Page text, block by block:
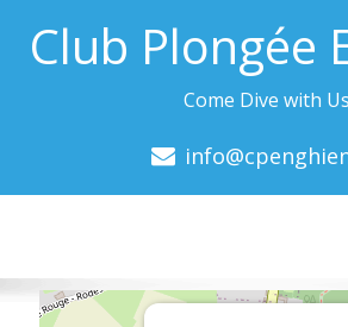
Club Plongée
Come Dive with Us